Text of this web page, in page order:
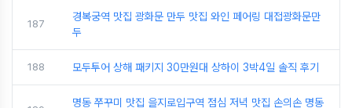
187
경복궁역 맛집 광화문 만두 맛집 와인 페어링 대접광화문만
두
188 모두투어 상해 패키지 30만원대 상하이 3박4일 솔직 후기
명동 쭈꾸미 맛집 을지로입구역 점심 저녁 맛집 손의손 명동